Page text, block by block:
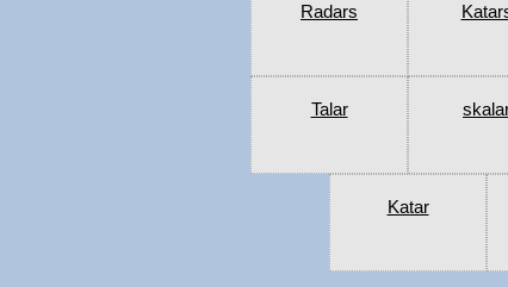
Radars
Talar
Katar